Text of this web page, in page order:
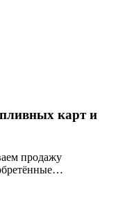
карт и
продажу